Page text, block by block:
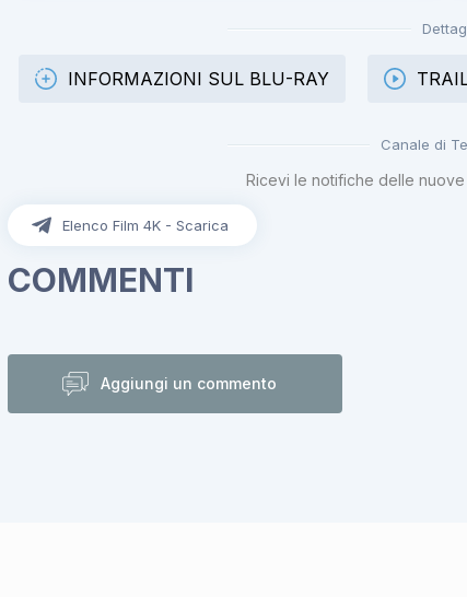
INFORMAZIONI SUL BLU-RAY
Canale di
Ricevi le notifiche delle
Elenco Film 4K - Scarica
COMMENTI
Aggiungi un commento